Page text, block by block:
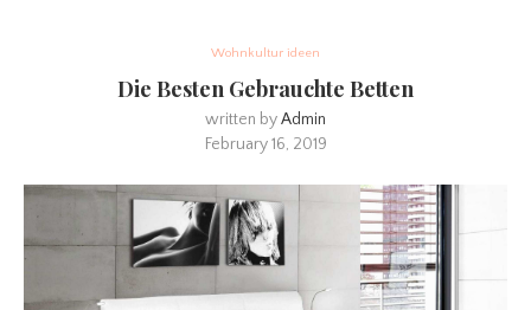
Wohnkultur ideen
Die Besten Gebrauchte Betten
written byAdmin
February 16, 2019